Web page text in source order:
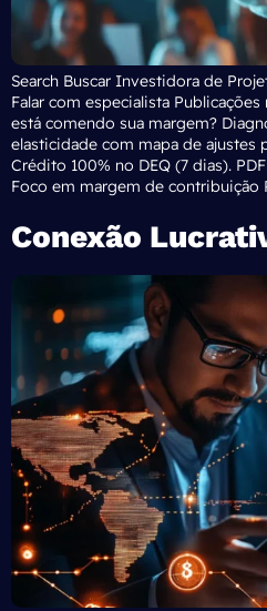
Search Buscar Investidora de
Falar com especialista
está comendo sua margem?
elasticidade com mapa de ajustes
Crédito 100% no DEQ (7 dias).
Foco em margem de contribuição
Conexão